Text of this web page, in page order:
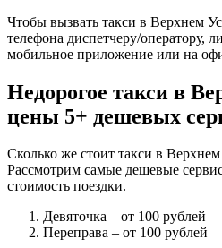
Чтобы вызвать такси в Верхнем
телефона диспетчеру/оператору,
мобильное приложение или на
Недорогое такси в
цены 5+ дешевых
Сколько же стоит такси в
Рассмотрим самые дешевые
стоимость поездки.
Девяточка – от 100 рублей
Переправа – от 100 рублей